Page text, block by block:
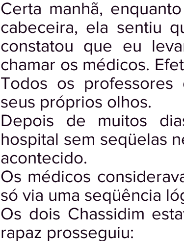
Certa manhã,
cabeceira, ela sentiu
constatou que eu
chamar os médicos.
Todos os
seus próprios olhos.
Depois de muitos
hospital sem seqüelas
acontecido.
Os médicos
só via uma seqüência
Os dois Chassidim
rapaz prosseguiu: